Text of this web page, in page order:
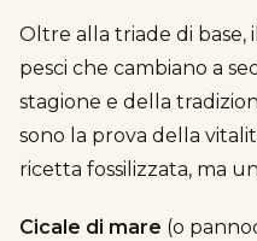
Oltre alla triade di base,
pesci che cambiano a
stagione e della
sono la prova della
ricetta fossilizzata, ma
Cicale di mare (o